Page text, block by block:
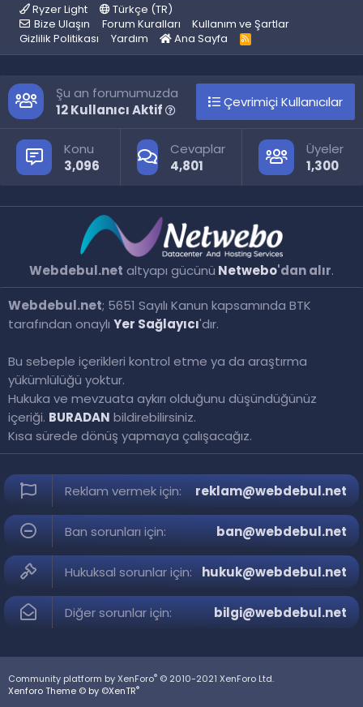
Ryzer Light
Türkçe (TR)
Bize Ulaşın
Forum Kuralları
Kullanım ve Şartlar
Gizlilik Politikası
Yardım Ana Sayfa
R
S
Şu an forumumuzda
12 Kullanıcı Aktif
Çevrimiçi Kullanıcılar
Konu
3,096
Cevaplar
4,801
Üyeler
1,300
Webdebul.net; 5651 Sayılı Kanun kapsamında BTK
tarafından onaylı Yer Sağlayıcı'dır.
Bu sebeple içerikleri kontrol etme ya da araştırma
yükümlülüğü yoktur.
Hukuka ve mevzuata aykırı olduğunu düşündüğünüz
içeriği. BURADAN bildirebilirsiniz.
Kısa sürede dönüş yapmaya çalışacağız.
Webdebul.net altyapı gücünü Netwebo'dan alır.
Reklam vermek için: reklam@webdebul.net
Ban sorunları için: ban@webdebul.net
Hukuksal sorunlar için: hukuk@webdebul.net
Diğer sorunlar için: bilgi@webdebul.net
Community platform by XenForo® © 2010-2021 XenForo Ltd.
Xenforo Theme © by ©XenTR®